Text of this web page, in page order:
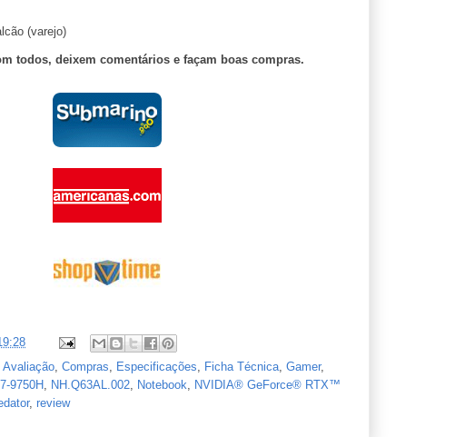
(varejo)
todos, deixem comentários e façam boas compras.
Avaliação Compras Especificações Ficha Técnica Gamer,
9750H NH.Q63AL.002 Notebook
NVIDIA® GeForce® RTX™
, review